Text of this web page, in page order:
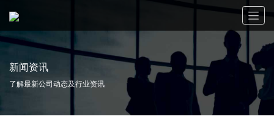
新闻资讯
了解最新公司动态及行业资讯